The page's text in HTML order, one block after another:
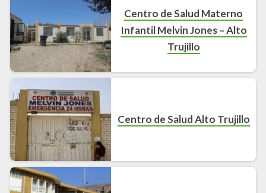
Centro de Salud Materno
Infantil Melvin Jones – Alto
Trujillo
Centro de Salud Alto Trujillo